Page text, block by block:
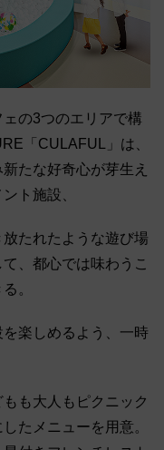
の3つのエリアで構
「CULAFUL」は、
たな好奇心が芽生え
ト施設、
たれたような遊び場
、都心では味わうこ
。
楽しめるよう、一時
も大人もピクニック
たメニューを用意。